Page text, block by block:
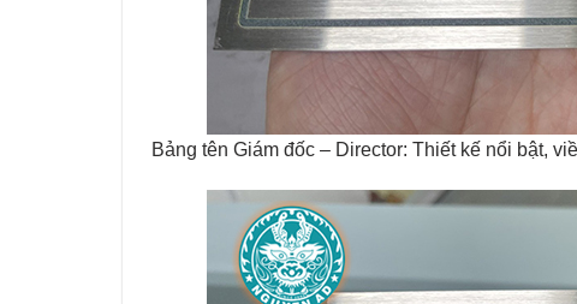
Bảng tên Giám đốc – Director: Thiết kế nổi bật,